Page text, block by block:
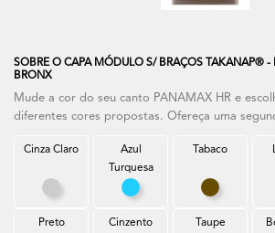
SOBRE O CAPA MÓDULO S/ BRAÇOS TAKANAP® -
BRONX
Mude a cor do seu canto PANAMAX HR e
diferentes cores propostas. Ofereça uma
Cinza Claro
Azul
Turquesa
Azul Turquesa
Tabaco
Tabaco
Preto Cinzento Taupe